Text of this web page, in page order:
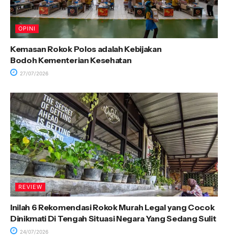
OPINI
Kemasan Rokok Polos adalah Kebijakan
Bodoh Kementerian Kesehatan
27/07/2026
REVIEW
Inilah 6 Rekomendasi Rokok Murah Legal yang Cocok
Dinikmati Di Tengah Situasi Negara Yang Sedang Sulit
24/07/2026